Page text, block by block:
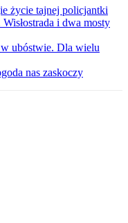
życie tajnej policjantki
i dwa mosty
ubóstwie. Dla wielu
nas zaskoczy